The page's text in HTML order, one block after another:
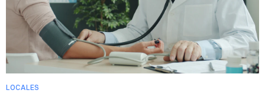
LOCALES